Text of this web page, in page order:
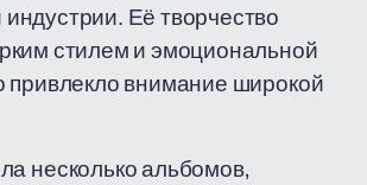
Её творчество
стилем и эмоциональной
привлекло внимание широкой
несколько альбомов,